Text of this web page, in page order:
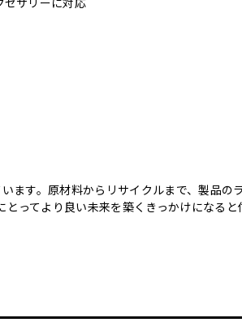
セサリーに対応
ます。原材料からリサイクルまで、製品
ってより良い未来を築くきっかけになると